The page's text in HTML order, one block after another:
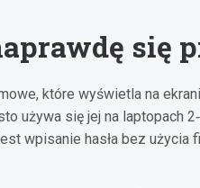
się
które wyświetla na
używa się jej na laptopach
wpisanie hasła bez użycia